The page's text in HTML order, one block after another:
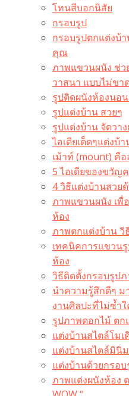
โทนสีบอกนิสัย
กรอบรูป
กรอบรูปตกแต่งบ้า
คุณ
ภาพแขวนผนัง ช่ว
วาสนา แบบไม่ขา
รูปติดผนังห้องนอ
รูปแต่งบ้าน สวยๆ
รูปแต่งบ้าน จัดวา
ไอเดียเด็ดๆแต่งบ้
เม้าท์ (mount) คือ
5 ไอเดียของขวัญ
4 วิธีแต่งบ้านสวย
ภาพแขวนผนัง เพื่
ห้อง
ภาพตกแต่งบ้าน วิ
เทคนิคการแขวน
ห้อง
วิธีติดตั้งกรอบรูป
นำความรู้สึกดีๆ
งานศิลปะที่ไม่ซ้ำใ
รูปภาพดอกไม้ ตก
แต่งบ้านสไตล์โมเ
แต่งบ้านสไตล์มินิ
แต่งบ้านด้วยกรอ
ภาพแต่งผนังห้อง